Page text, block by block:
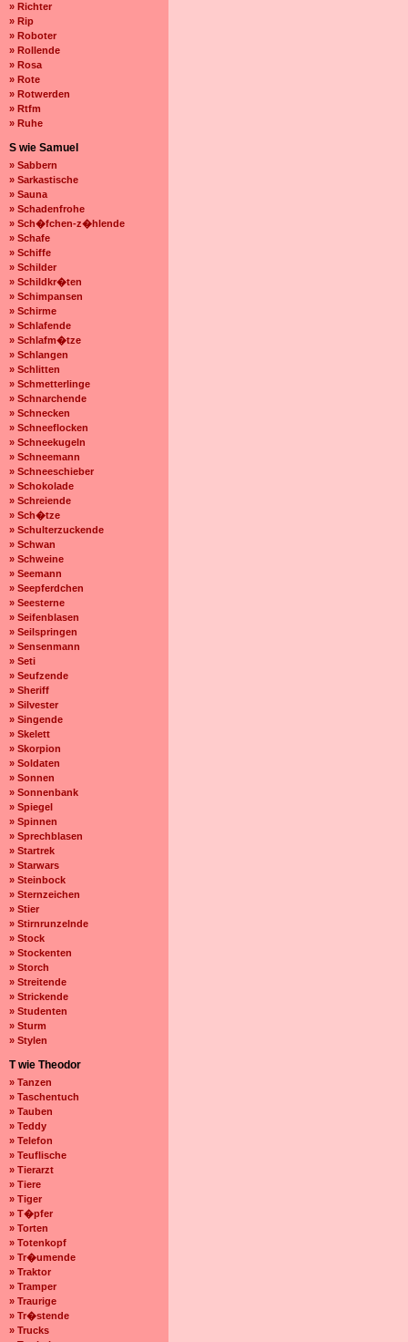
» Richter
» Rip
» Roboter
» Rollende
» Rosa
» Rote
» Rotwerden
» Rtfm
» Ruhe
S wie Samuel
» Sabbern
» Sarkastische
» Sauna
» Schadenfrohe
» Sch�fchen-z�hlende
» Schafe
» Schiffe
» Schilder
» Schildkr�ten
» Schimpansen
» Schirme
» Schlafende
» Schlafm�tze
» Schlangen
» Schlitten
» Schmetterlinge
» Schnarchende
» Schnecken
» Schneeflocken
» Schneekugeln
» Schneemann
» Schneeschieber
» Schokolade
» Schreiende
» Sch�tze
» Schulterzuckende
» Schwan
» Schweine
» Seemann
» Seepferdchen
» Seesterne
» Seifenblasen
» Seilspringen
» Sensenmann
» Seti
» Seufzende
» Sheriff
» Silvester
» Singende
» Skelett
» Skorpion
» Soldaten
» Sonnen
» Sonnenbank
» Spiegel
» Spinnen
» Sprechblasen
» Startrek
» Starwars
» Steinbock
» Sternzeichen
» Stier
» Stirnrunzelnde
» Stock
» Stockenten
» Storch
» Streitende
» Strickende
» Studenten
» Sturm
» Stylen
T wie Theodor
» Tanzen
» Taschentuch
» Tauben
» Teddy
» Telefon
» Teuflische
» Tierarzt
» Tiere
» Tiger
» T�pfer
» Torten
» Totenkopf
» Tr�umende
» Traktor
» Tramper
» Traurige
» Tr�stende
» Trucks